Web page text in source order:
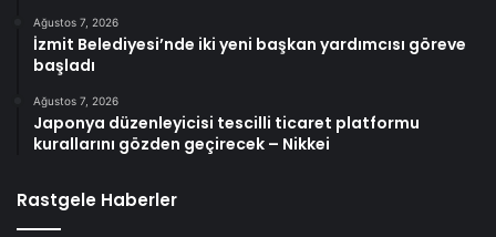
Ağustos 7, 2026
İzmit Belediyesi’nde iki yeni başkan yardımcısı göreve
başladı
Ağustos 7, 2026
Japonya düzenleyicisi tescilli ticaret platformu
kurallarını gözden geçirecek – Nikkei
Rastgele Haberler